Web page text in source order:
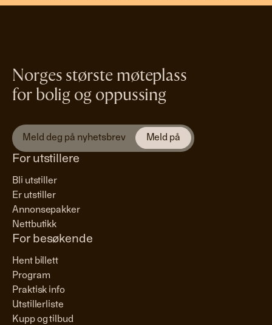
Norges største møteplass
for bolig og oppussing
For utstillere
Bli utstiller
Er utstiller
Annonsepakker
Nettbutikk
For besøkende
Hent billett
Program
Praktisk info
Utstillerliste
Kupp og tilbud